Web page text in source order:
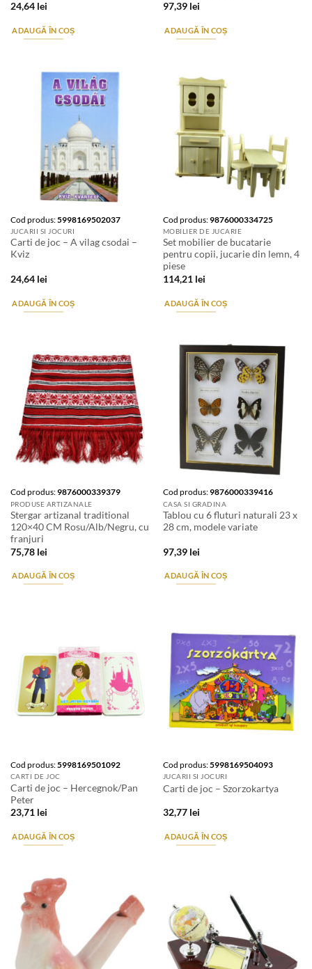
24,64 lei
ADAUGĂ ÎN COȘ
97,39 lei
ADAUGĂ ÎN COȘ
Cod produs:5998169502037
JUCARII SI JOCURI
Carti de joc – A vilag csodai –
Kviz
24,64 lei
ADAUGĂ ÎN COȘ
Cod produs:9876000334725
MOBILIER DE JUCARIE
Set mobilier de bucatarie
pentru copii, jucarie din lemn, 4
piese
114,21 lei
ADAUGĂ ÎN COȘ
Cod produs:9876000339379
PRODUSE ARTIZANALE
Stergar artizanal traditional
120×40 CM Rosu/Alb/Negru, cu
franjuri
75,78 lei
ADAUGĂ ÎN COȘ
Cod produs:9876000339416
CASA SI GRADINA
Tablou cu 6 fluturi naturali 23 x
28 cm, modele variate
97,39 lei
ADAUGĂ ÎN COȘ
Cod produs:5998169501092
CARTI DE JOC
Carti de joc – Hercegnok/Pan
Peter
23,71 lei
ADAUGĂ ÎN COȘ
Cod produs:5998169504093
JUCARII SI JOCURI
Carti de joc – Szorzokartya
32,77 lei
ADAUGĂ ÎN COȘ